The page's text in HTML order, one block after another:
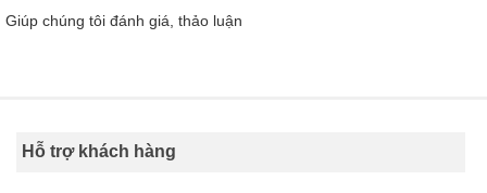
Giúp chúng tôi đánh giá, thảo luận
Hỗ trợ khách hàng